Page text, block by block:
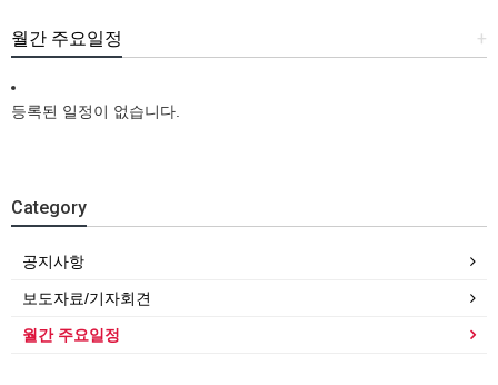
+
월간 주요일정
등록된 일정이 없습니다.
Category
공지사항
보도자료/기자회견
월간 주요일정